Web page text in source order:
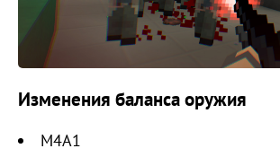
Изменения баланса оружия
M4A1